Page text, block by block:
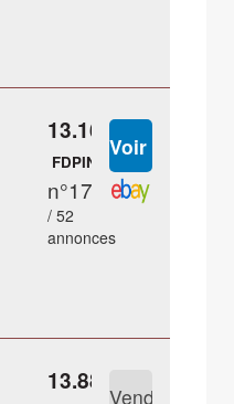
13.16 €
FDPIN
n°17
/ 52
annonces
13.88 €